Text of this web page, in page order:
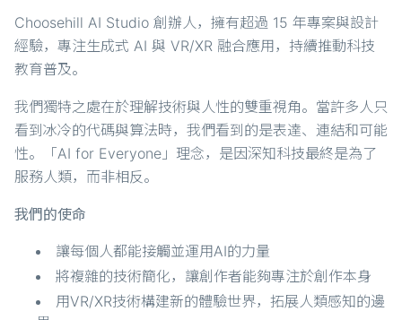
Choosehill AI Studio 創辦人，擁有超過 15 年專案與設計
經驗，專注生成式 AI 與 VR/XR 融合應用，持續推動科技
教育普及。
我們獨特之處在於理解技術與人性的雙重視角。當許多人只
看到冰冷的代碼與算法時，我們看到的是表達、連結和可能
性。「AI for Everyone」理念，是因深知科技最終是為了
服務人類，而非相反。
我們的使命
讓每個人都能接觸並運用AI的力量
將複雜的技術簡化，讓創作者能夠專注於創作本身
用VR/XR技術構建新的體驗世界，拓展人類感知的邊